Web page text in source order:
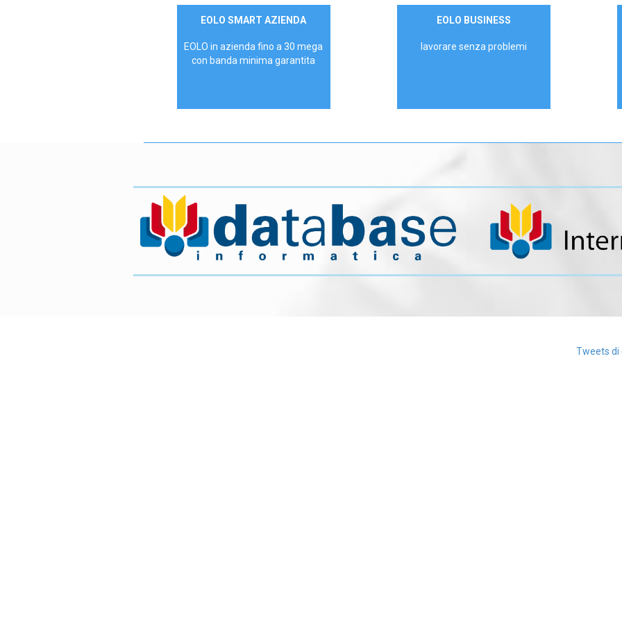
Contattaci
EOLO SMART AZIENDA
EOLO in azienda fino a 30 mega
con banda minima garantita
ContattaciEOLO BUSINESS
lavorare senza problemi
Tweets di